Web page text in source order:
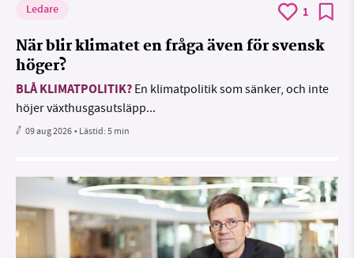
Ledare 1
När blir klimatet en fråga även för svensk
höger?
BLÅ KLIMATPOLITIK? En klimatpolitik som sänker, och inte
höjer växthusgasutsläpp...
09 aug 2026• Lästid:5 min